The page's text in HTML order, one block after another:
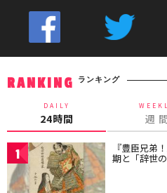
RANKING ランキング
DAILY
24時間 週
1 『豊臣兄弟
期と「辞世